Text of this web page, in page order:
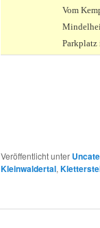
Vom
Parkplatz
Veröffentlicht unter
Kleinwaldertal,